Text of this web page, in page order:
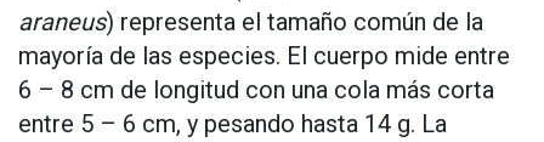
araneus) representa el tamaño común de la
mayoría de las especies. El cuerpo mide entre
6 – 8 cm de longitud con una cola más corta
entre 5 – 6 cm, y pesando hasta 14 g. La